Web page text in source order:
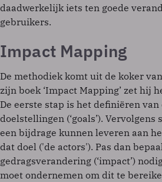
daadwerkelijk iets ten goede
gebruikers.
Impact Mapping
De methodiek komt uit de koker
zijn boek ‘Impact Mapping’ zet hij
De eerste stap is het definiëren van
doelstellingen (‘goals’). Vervolgens
een bijdrage kunnen leveren aan
dat doel ('de actors'). Pas dan
gedragsverandering (‘impact’)
moet ondernemen om dit te